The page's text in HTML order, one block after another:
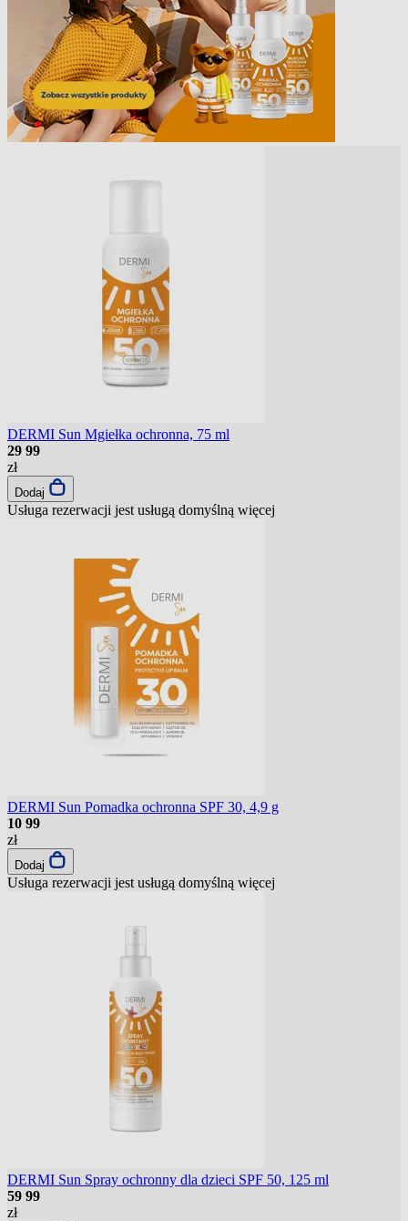
DERMI Sun Mgiełka ochronna, 75 ml
29 99
zł
Dodaj
Usługa rezerwacji jest usługą domyślną więcej
DERMI Sun Pomadka ochronna SPF 30, 4,9 g
10 99
zł
Dodaj
Usługa rezerwacji jest usługą domyślną więcej
DERMI Sun Spray ochronny dla dzieci SPF 50, 125 ml
59 99
zł